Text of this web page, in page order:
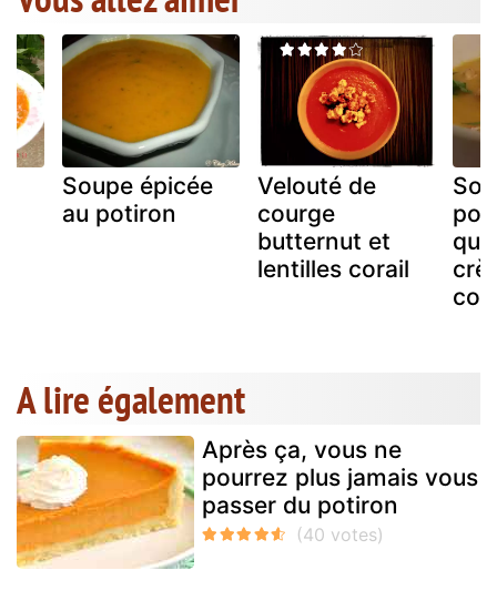
Soupe épicée
au potiron
Velouté de
courge
butternut et
lentilles corail
A lire également
Après ça, vous ne
pourrez plus jamais vous
passer du potiron